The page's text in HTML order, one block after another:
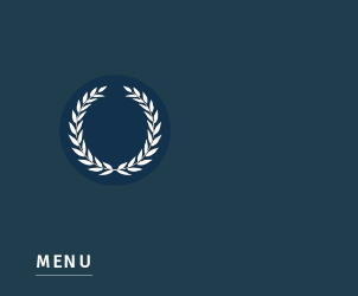
MENU